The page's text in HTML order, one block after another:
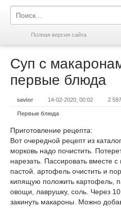
Полная версия сайта
Суп с
первые блюда
savior 14-02-2020, 00:02 2 597
Первые блюда
Приготовление рецепта:
Вот очередной рецепт из
морковь надо почистить.
нарезать. Пассировать вместе
пастой. артофель очистить и
кипящую положить картофель,
овощи, лаврушку, соль. Через
закинуть макароны. Можно